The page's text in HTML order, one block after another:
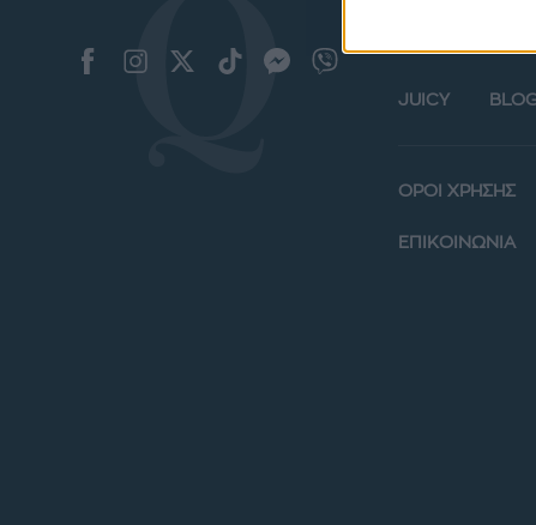
ΜΟΔΑ
JUICY
ΟΡΟΙ ΧΡΗΣΗΣ
ΕΠΙΚΟΙΝΩΝΙΑ